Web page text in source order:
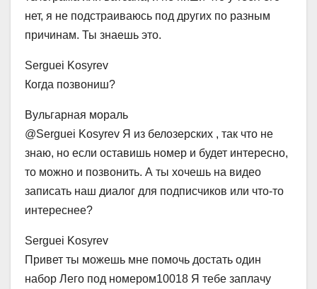
нет, я не подстраиваюсь под других по разным
причинам. Ты знаешь это.
Serguei Kosyrev
Когда позвониш?
Вульгарная мораль
@Serguei Kosyrev Я из белозерских , так что не
знаю, но если оставишь номер и будет интересно,
то можно и позвонить. А ты хочешь на видео
записать наш диалог для подписчиков или что-то
интереснее?
Serguei Kosyrev
Привет ты можешь мне помочь достать один
набор Лего под номером10018 Я тебе заплачу